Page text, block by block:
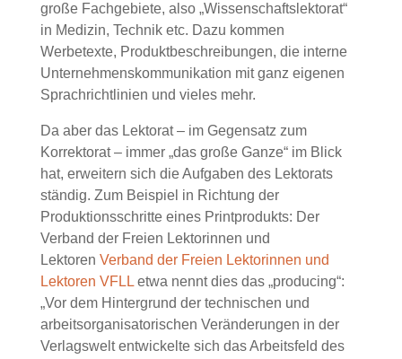
große Fachgebiete, also „Wissenschaftslektorat“
in Medizin, Technik etc. Dazu kommen
Werbetexte, Produktbeschreibungen, die interne
Unternehmenskommunikation mit ganz eigenen
Sprachrichtlinien und vieles mehr.
Da aber das Lektorat – im Gegensatz zum
Korrektorat – immer „das große Ganze“ im Blick
hat, erweitern sich die Aufgaben des Lektorats
ständig. Zum Beispiel in Richtung der
Produktionsschritte eines Printprodukts: Der
Verband der Freien Lektorinnen und
Lektoren Verband der Freien Lektorinnen und
Lektoren VFLLetwa nennt dies das „producing“:
„Vor dem Hintergrund der technischen und
arbeitsorganisatorischen Veränderungen in der
Verlagswelt entwickelte sich das Arbeitsfeld des